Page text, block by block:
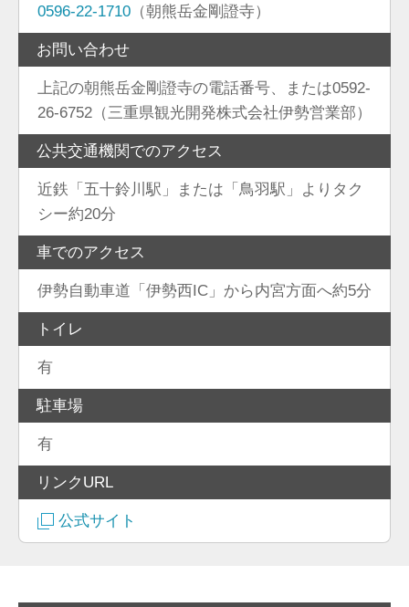
0596-22-1710 （朝熊岳金剛證寺）
お問い合わせ
上記の朝熊岳金剛證寺の電話番号、または0592-
26-6752（三重県観光開発株式会社伊勢営業部）
公共交通機関でのアクセス
近鉄「五十鈴川駅」または「鳥羽駅」よりタク
シー約20分
車でのアクセス
伊勢自動車道「伊勢西IC」から内宮方面へ約5分
トイレ
有
駐車場
有
リンクURL
公式サイト